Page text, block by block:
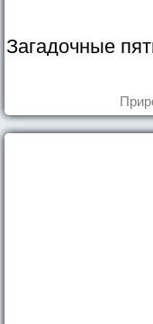
Загадочные